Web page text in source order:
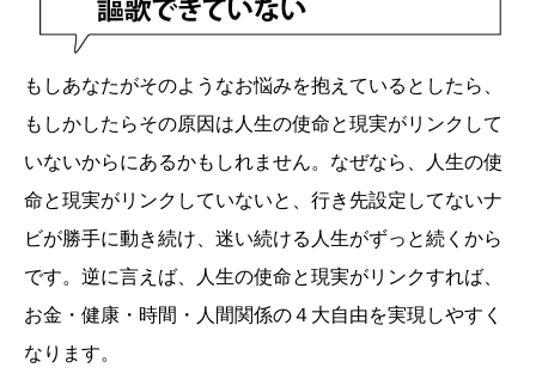
もしあなたがそのようなお悩みを抱えているとしたら、
もしかしたらその原因は人生の使命と現実がリンクして
いないからにあるかもしれません。なぜなら、人生の使
命と現実がリンクしていないと、行き先設定してないナ
ビが勝手に動き続け、迷い続ける人生がずっと続くから
です。逆に言えば、人生の使命と現実がリンクすれば、
お金・健康・時間・人間関係の４大自由を実現しやすく
なります。